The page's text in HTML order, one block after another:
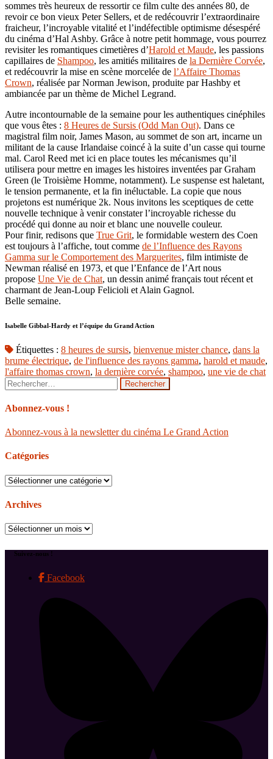
sommes très heureux de ressortir ce film culte des années 80, de
revoir ce bon vieux Peter Sellers, et de redécouvrir l’extraordinaire
fraicheur, l’incroyable vitalité et l’indéfectible optimisme désespéré
du cinéma d’Hal Ashby. Grâce à notre petit hommage, vous pourrez
revisiter les romantiques cimetières d’Harold et Maude, les passions
capillaires de Shampoo, les amitiés militaires de la Dernière Corvée,
et redécouvrir la mise en scène morcelée de l’Affaire Thomas
Crown, réalisée par Norman Jewison, produite par Hashby et
ambiancée par un thème de Michel Legrand.
Autre incontournable de la semaine pour les authentiques cinéphiles
que vous êtes : 8 Heures de Sursis (Odd Man Out). Dans ce
magistral film noir, James Mason, au sommet de son art, incarne un
militant de la cause Irlandaise coincé à la suite d’un casse qui tourne
mal. Carol Reed met ici en place toutes les mécanismes qu’il
utilisera pour mettre en images les histoires inventées par Graham
Green (le Troisième Homme, notamment). Le suspense est haletant,
le tension permanente, et la fin inéluctable. La copie que nous
projetons est numérique 2k. Nous invitons les sceptiques de cette
nouvelle technique à venir constater l’incroyable richesse du
procédé qui donne au noir et blanc une nouvelle couleur.
Pour finir, redisons que True Grit, le formidable western des Coen
est toujours à l’affiche, tout comme de l’Influence des Rayons
Gamma sur le Comportement des Marguerites, film intimiste de
Newman réalisé en 1973, et que l’Enfance de l’Art nous
propose Une Vie de Chat, un dessin animé français tout récent et
charmant de Jean-Loup Felicioli et Alain Gagnol.
Belle semaine.
Isabelle Gibbal-Hardy et l’équipe du Grand Action
Étiquettes : 8 heures de sursis, bienvenue mister chance, dans la
brume électrique, de l'influence des rayons gamma, harold et maude,
l'affaire thomas crown, la dernière corvée, shampoo, une vie de chat
Rechercher :
Abonnez-vous !
Abonnez-vous à la newsletter du cinéma Le Grand Action
Catégories
Catégories
Archives
Archives
Suivez-nous !
Facebook